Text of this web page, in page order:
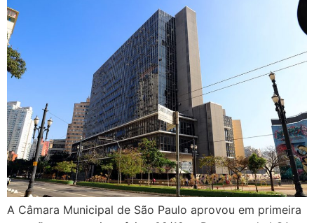
A Câmara Municipal de São Paulo aprovou em primeira